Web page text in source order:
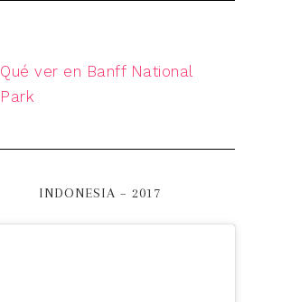
Qué ver en Banff National
Park
INDONESIA – 2017